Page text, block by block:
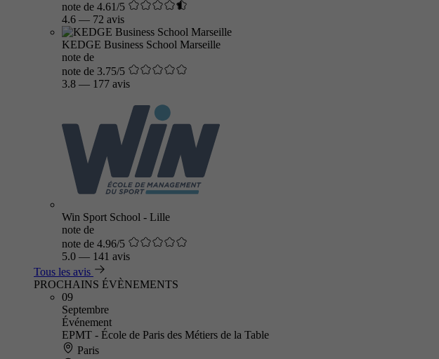
note de 4.61/5
4.6 — 72 avis
KEDGE Business School Marseille
note de
note de 3.75/5
3.8 — 177 avis
Win Sport School - Lille
note de
note de 4.96/5
5.0 — 141 avis
Tous les avis
PROCHAINS ÉVÈNEMENTS
09
Septembre
Événement
EPMT - École de Paris des Métiers de la Table
Paris